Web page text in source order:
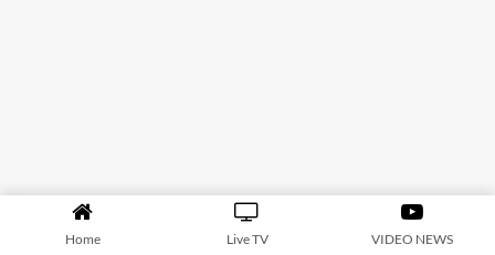
Home Live TV VIDEO NEWS